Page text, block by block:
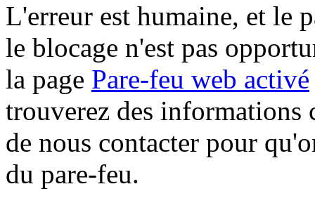
L'erreur est humaine, et le
le blocage n'est pas
la page Pare-feu web activé
trouverez des informations
de nous contacter pour
du pare-feu.